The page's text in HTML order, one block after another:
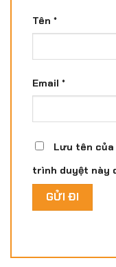
Tên *
Email *
Lưu tên
trình duyệt này